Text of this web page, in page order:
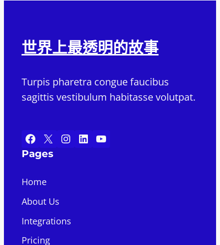
世界上最透明的故事
Turpis pharetra congue faucibus
sagittis vestibulum habitasse volutpat.
Facebook X Instagram LinkedIn YouTube
Pages
Home
About Us
Integrations
Pricing